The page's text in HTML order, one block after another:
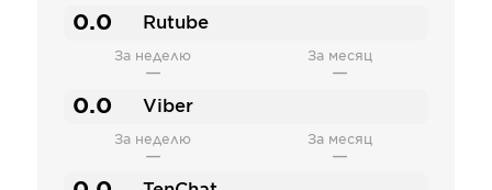
0.0 Rutube
За неделю
—
За месяц
—
0.0 Viber
За неделю
—
За месяц
—